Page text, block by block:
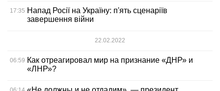
17:35 Напад Росії на Україну: п'ять сценаріїв
завершення війни
22.02.2022
06:59 Как отреагировал мир на признание «ДНР» и
«ЛНР»?